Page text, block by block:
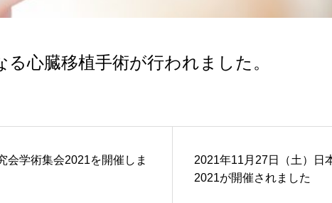
心臓移植手術が行われました。
会学術集会2021を開催しま
2021年11月27日（土）日
2021が開催されました